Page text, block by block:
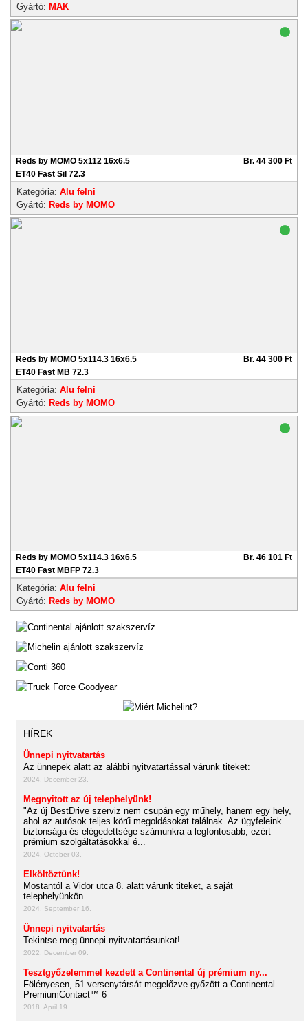
Gyártó: MAK
Reds by MOMO 5x112 16x6.5
ET40 Fast Sil 72.3
Br. 44 300 Ft
Kategória: Alu felni
Gyártó: Reds by MOMO
Reds by MOMO 5x114.3 16x6.5
ET40 Fast MB 72.3
Br. 44 300 Ft
Kategória: Alu felni
Gyártó: Reds by MOMO
Reds by MOMO 5x114.3 16x6.5
ET40 Fast MBFP 72.3
Br. 46 101 Ft
Kategória: Alu felni
Gyártó: Reds by MOMO
HÍREK
Ünnepi nyitvatartás
Az ünnepek alatt az alábbi nyitvatartással várunk titeket:
2024. December 23.
Megnyitott az új telephelyünk!
"Az új BestDrive szerviz nem csupán egy műhely, hanem egy hely,
ahol az autósok teljes körű megoldásokat találnak. Az ügyfeleink
biztonsága és elégedettsége számunkra a legfontosabb, ezért
prémium szolgáltatásokkal é...
2024. October 03.
Elköltöztünk!
Mostantól a Vidor utca 8. alatt várunk titeket, a saját
telephelyünkön.
2024. September 16.
Ünnepi nyitvatartás
Tekintse meg ünnepi nyitvatartásunkat!
2022. December 09.
Tesztgyőzelemmel kezdett a Continental új prémium ny...
Fölényesen, 51 versenytársát megelőzve győzött a Continental
PremiumContact™ 6
2018. April 19.